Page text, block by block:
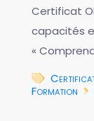
Certificat
capacités
«
Formation